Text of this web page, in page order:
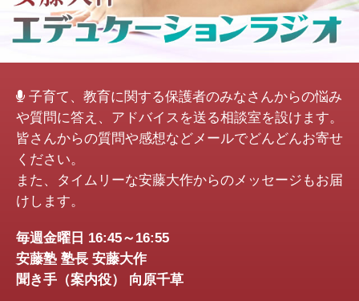
子育て、教育に関する保護者のみなさんからの悩み
や質問に答え、アドバイスを送る相談室を設けます。
皆さんからの質問や感想などメールでどんどんお寄せ
ください。
また、タイムリーな安藤大作からのメッセージもお届
けします。
毎週金曜日 16:45～16:55
安藤塾 塾長 安藤大作
聞き手（案内役） 向原千草